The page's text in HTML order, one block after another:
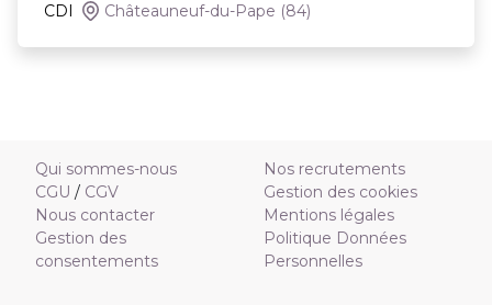
CDI Châteauneuf-du-Pape (84)
Qui sommes-nous
CGU / CGV
Nous contacter
Gestion des
consentements
Nos recrutements
Gestion des cookies
Mentions légales
Politique Données
Personnelles